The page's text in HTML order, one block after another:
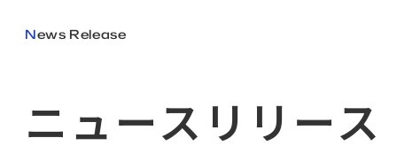
ニュースリリース
News Release